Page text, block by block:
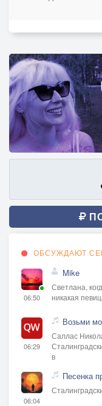
ОБСУЖДАЮТ
06:50
Mike
Светлана,
никакая
06:29
Возьми
Саллас
в
06:04
Песенка